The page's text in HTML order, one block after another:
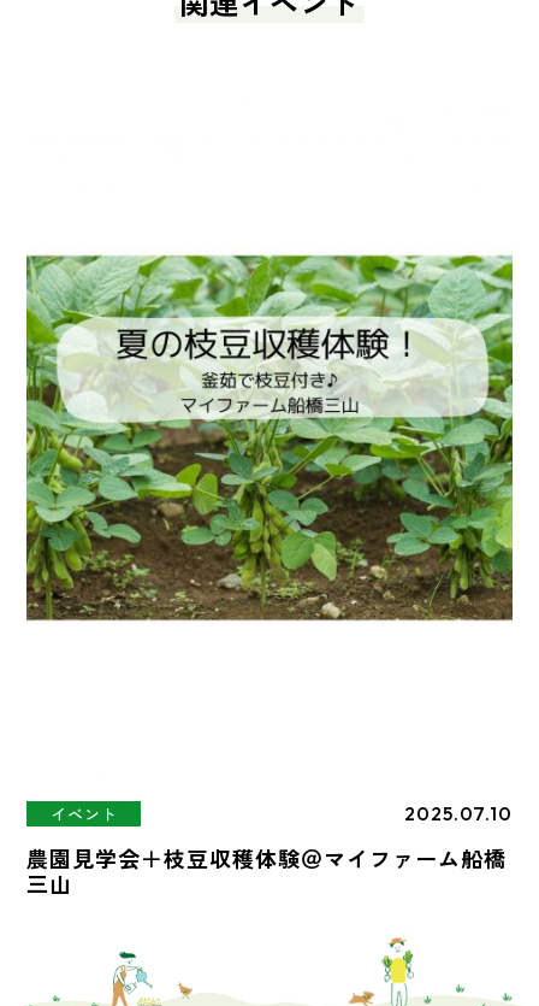
イベント 2025.07.10
農園見学会＋枝豆収穫体験＠マイファーム船橋
三山